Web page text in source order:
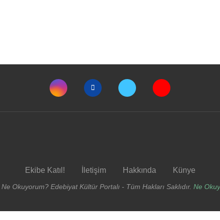
Ekibe Katıl! İletişim Hakkında Künye
Okuyorum? Edebiyat Kültür Portalı - Tüm Hakları Saklıdır. Ne